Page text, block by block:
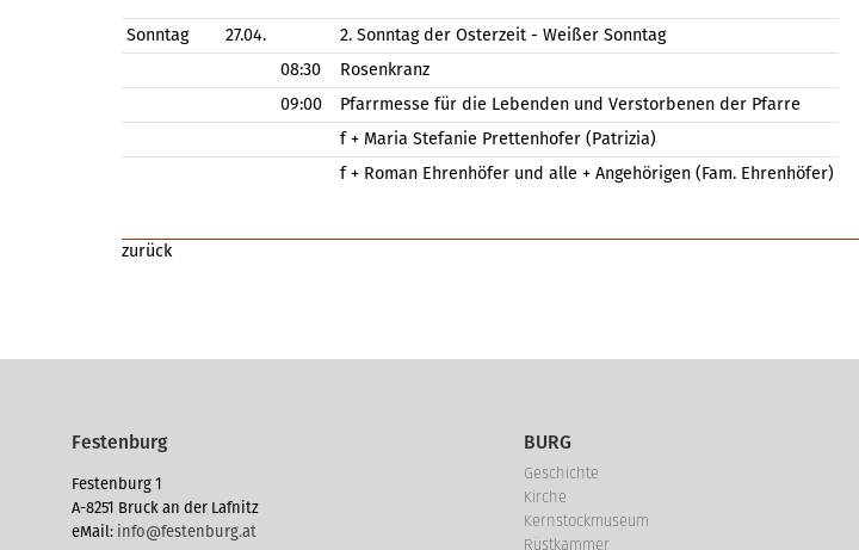
Sonntag 27.04.
2. Sonntag der Osterzeit - Weißer Sonntag
08:30
Rosenkranz
09:00
Pfarrmesse für die Lebenden und Verstorbenen der Pfarre
f + Maria Stefanie Prettenhofer (Patrizia)
f + Roman Ehrenhöfer und alle + Angehörigen (Fam. Ehrenhöfer)
zurück
Festenburg
Festenburg 1
A-8251 Bruck an der Lafnitz
eMail: info@festenburg.at
BURG
Geschichte
Kirche
Kernstockmuseum
Rüstkammer